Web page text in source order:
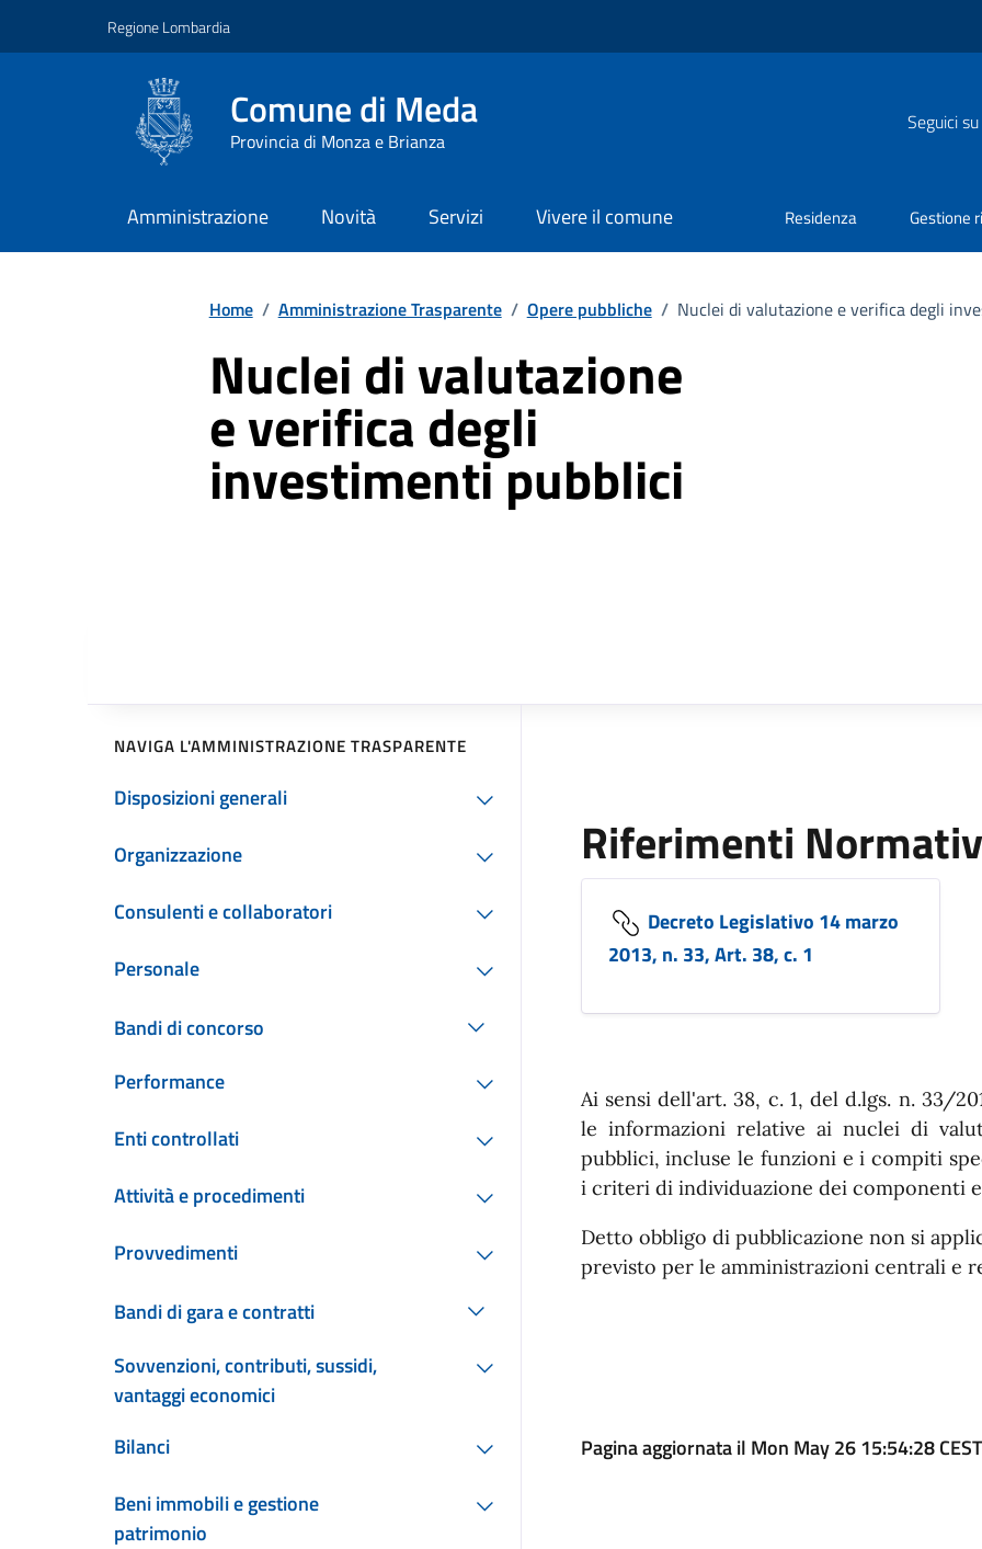
Regione Lombardia
Comune di Meda
Provincia di Monza e Brianza
Seguici su
Amministrazione Novità Servizi Vivere il comune Residenza Gestione
Home / Amministrazione Trasparente / Opere pubbliche / Nuclei di valutazione e verifica degli
Nuclei di valutazione
e verifica degli
investimenti pubblici
NAVIGA L'AMMINISTRAZIONE TRASPARENTE
Disposizioni generali
Organizzazione
Consulenti e collaboratori
Personale
Bandi di concorso
Performance
Enti controllati
Attività e procedimenti
Provvedimenti
Bandi di gara e contratti
Sovvenzioni, contributi, sussidi,
vantaggi economici
Bilanci
Beni immobili e gestione
patrimonio
Riferimenti
Decreto Legislativo 14 marzo
2013, n. 33, Art. 38, c. 1
Ai sensi dell'art. 38, c. 1, del d.lgs. n. 33/
le informazioni relative ai nuclei di
pubblici, incluse le funzioni e i compiti
i criteri di individuazione dei componenti
Detto obbligo di pubblicazione non si
previsto per le amministrazioni centrali e
Pagina aggiornata il Mon May 26 15:54:28